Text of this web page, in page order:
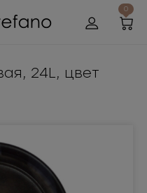
0
24L, цвет